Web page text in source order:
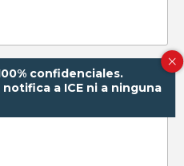
confidenciales.
notifica a ICE ni a ninguna